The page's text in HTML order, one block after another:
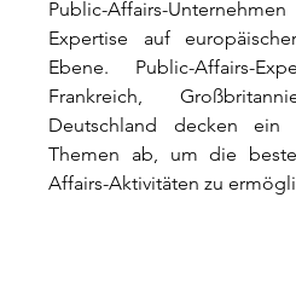
Public-Affairs-
Expertise auf
Ebene. Public-Affairs-
Frankreich,
Deutschland decken ein
Themen ab, um die
Affairs-Aktivitäten zu